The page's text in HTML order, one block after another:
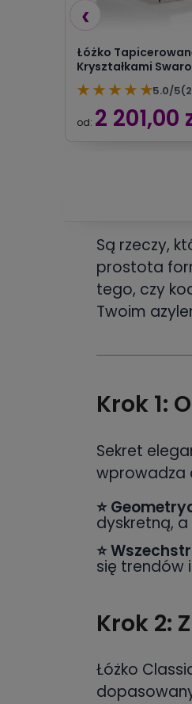
‹
Łóżko
Kryształkami
★ ★ ★ ★ ★5.0/5
od: 2 201,00
Są rzeczy,
prostota
tego, czy
Twoim
Krok 1:
Sekret
wprowadza
⭐
dyskretną,
⭐
się trendów
Krok 2:
Łóżko